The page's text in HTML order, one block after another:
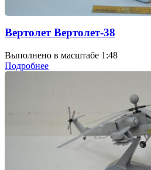
Вертолет Вертолет-38
Выполнено в масштабе 1:48
Подробнее